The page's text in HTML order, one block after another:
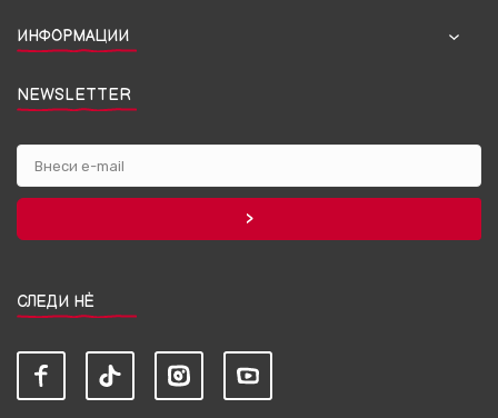
ИНФОРМАЦИИ
NEWSLETTER
СЛЕДИ НЀ